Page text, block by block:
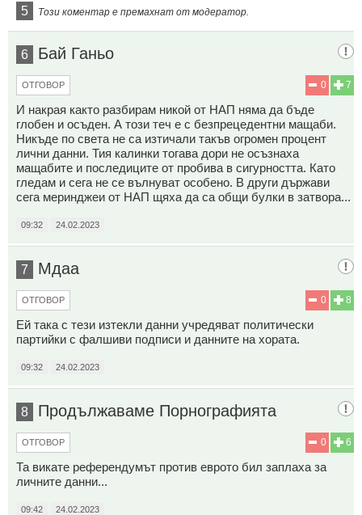
5 Този коментар е премахнат от модератор.
6 Бай Ганьо
7
0
ОТГОВОР
И накрая както разбирам никой от НАП няма да бъде
глобен и осъден. А този теч е с безпрецедентни мащаби.
Никъде по света не са изтичали такъв огромен процент
лични данни. Тия калинки тогава дори не осъзнаха
мащабите и последиците от пробива в сигурността. Като
гледам и сега не се вълнуват особено. В други държави
сега меринджеи от НАП щяха да са общи булки в затвора...
09:32 24.02.2023
7 Мдаа
8
0
ОТГОВОР
Ей така с тези изтекли данни учредяват политически
партийки с фалшиви подписи и данните на хората.
09:32 24.02.2023
8 Продължаваме Порнографията
6
0
ОТГОВОР
Та викате референдумът против еврото бил заплаха за
личните данни...
09:42 24.02.2023